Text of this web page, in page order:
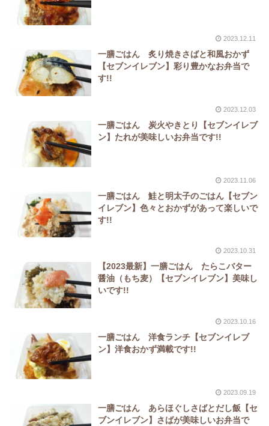
2023.12.11
一膳ごはん 炙り焼きさばと和風おかず
【セブンイレブン】彩り豊かなお弁当で
す!!
2023.12.03
一膳ごはん 炭火やきとり【セブンイレブ
ン】たれが美味しいお弁当です!!
2023.11.06
一膳ごはん 鮭と明太子のごはん【セブン
イレブン】色々とおかずがあって楽しいで
す!!
2023.10.31
【2023最新】一膳ごはん たらこバター
醤油（もち麦）【セブンイレブン】美味し
いです!!
2023.10.16
一膳ごはん 洋食ランチ【セブンイレブ
ン】洋食おかず満載です!!
2023.09.19
一膳ごはん あらほぐしさばとだし飯【セ
ブンイレブン】さばが美味しいお弁当で